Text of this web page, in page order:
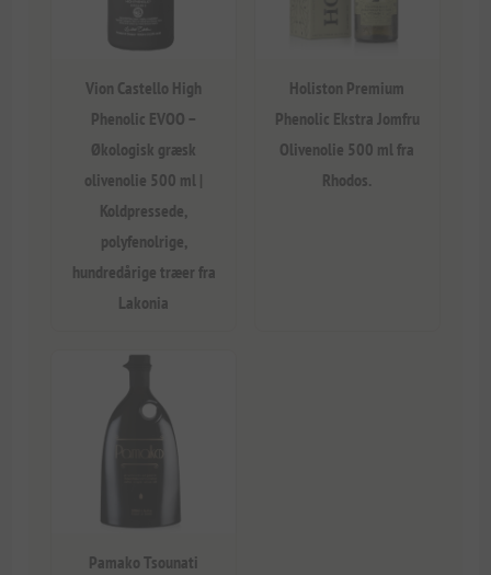
Vion Castello High
Phenolic EVOO –
Økologisk græsk
olivenolie 500 ml |
Koldpressede,
polyfenolrige,
hundredårige træer fra
Lakonia
Holiston Premium
Phenolic Ekstra Jomfru
Olivenolie 500 ml fra
Rhodos.
Pamako Tsounati